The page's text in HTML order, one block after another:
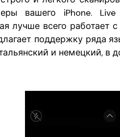
вашего iPhone. Live
лучше всего
поддержку ряда
и немецкий, в